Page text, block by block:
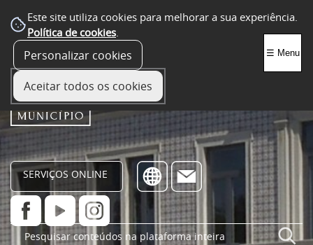
Este site utiliza cookies para melhorar a sua experiência.
Política de cookies.
Personalizar cookies
Aceitar todos os cookies
SERVIÇOS ONLINE
☰ Menu